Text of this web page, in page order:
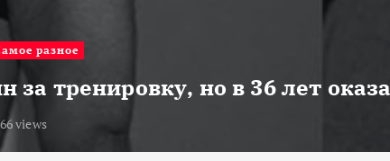
разное
за тренировку, но в 36 лет
66 views